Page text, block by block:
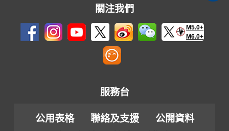
關注我們
M5.0+
M6.0+
服務台
公用表格 聯絡及支援
公開資料